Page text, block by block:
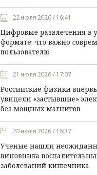
22 июля 2026 / 16:41
Цифровые развлечения в
формате: что важно
пользователю
21 июля 2026 / 17:07
Российские физики
увидели «застывшие»
без мощных магнитов
20 июля 2026 / 16:37
Ученые нашли
виновника
заболеваний кишечника